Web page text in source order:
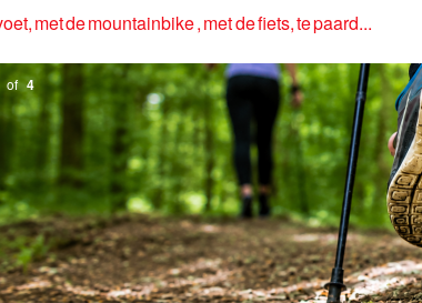
met de mountainbike , met de fiets, te paard...
of 4